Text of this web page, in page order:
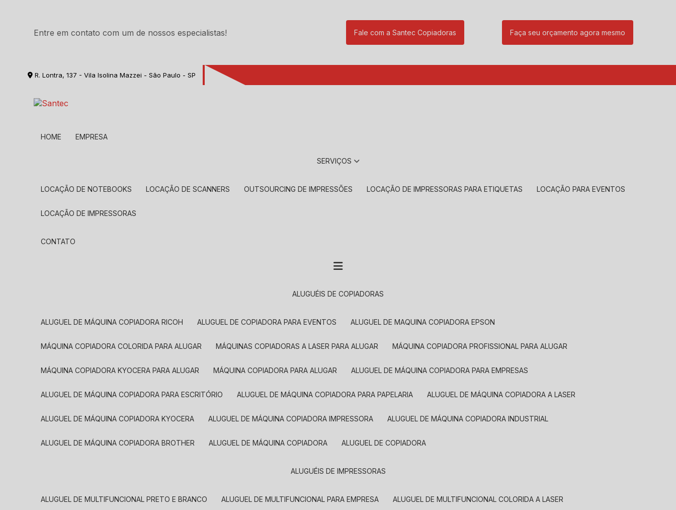
Entre em contato com um de nossos especialistas! Fale com a Santec Copiadoras Faça seu orçamento agora mesmo
R. Lontra, 137 - Vila Isolina Mazzei - São Paulo - SP
HOME EMPRESA
SERVIÇOS
LOCAÇÃO DE NOTEBOOKS LOCAÇÃO DE SCANNERS OUTSOURCING DE IMPRESSÕES LOCAÇÃO DE IMPRESSORAS PARA ETIQUETAS LOCAÇÃO PARA EVENTOS
LOCAÇÃO DE IMPRESSORAS
CONTATO
ALUGUÉIS DE COPIADORAS
ALUGUEL DE MÁQUINA COPIADORA RICOH ALUGUEL DE COPIADORA PARA EVENTOS ALUGUEL DE MAQUINA COPIADORA EPSON
MÁQUINA COPIADORA COLORIDA PARA ALUGAR MÁQUINAS COPIADORAS A LASER PARA ALUGAR MÁQUINA COPIADORA PROFISSIONAL PARA ALUGAR
MÁQUINA COPIADORA KYOCERA PARA ALUGAR MÁQUINA COPIADORA PARA ALUGAR ALUGUEL DE MÁQUINA COPIADORA PARA EMPRESAS
ALUGUEL DE MÁQUINA COPIADORA PARA ESCRITÓRIO ALUGUEL DE MÁQUINA COPIADORA PARA PAPELARIA ALUGUEL DE MÁQUINA COPIADORA A LASER
ALUGUEL DE MÁQUINA COPIADORA KYOCERA ALUGUEL DE MÁQUINA COPIADORA IMPRESSORA ALUGUEL DE MÁQUINA COPIADORA INDUSTRIAL
ALUGUEL DE MÁQUINA COPIADORA BROTHER ALUGUEL DE MÁQUINA COPIADORA ALUGUEL DE COPIADORA
ALUGUÉIS DE IMPRESSORAS
ALUGUEL DE MULTIFUNCIONAL PRETO E BRANCO ALUGUEL DE MULTIFUNCIONAL PARA EMPRESA ALUGUEL DE MULTIFUNCIONAL COLORIDA A LASER